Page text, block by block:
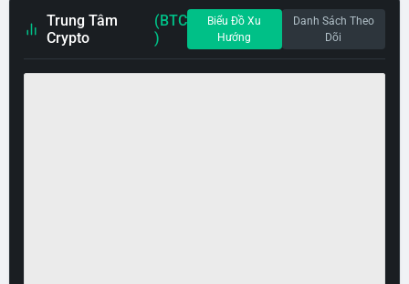
Trung Tâm
Crypto
(BTC
)
Biểu Đồ Xu
Hướng
Danh Sách Theo
Dõi